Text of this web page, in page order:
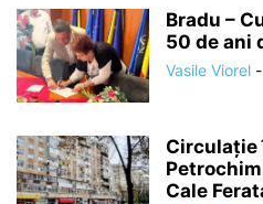
Bradu –
50 de ani
Vasile Viorel -
Circulație
Cale